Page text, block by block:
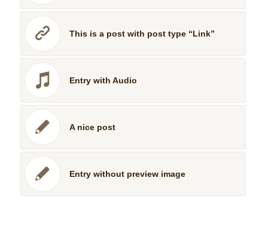
This is a post with post type “Link”
Entry with Audio
A nice post
Entry without preview image